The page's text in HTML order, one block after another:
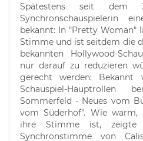
Spätestens seit
Synchronschauspielerin
bekannt: In "Pretty Woman"
Stimme und ist seitdem die
bekannten Hollywood-
nur darauf zu reduzieren
gerecht werden:
Schauspiel-Hauptrollen
Sommerfeld - Neues vom
vom Süderhof". Wie warm,
ihre Stimme ist,
Synchronstimme von